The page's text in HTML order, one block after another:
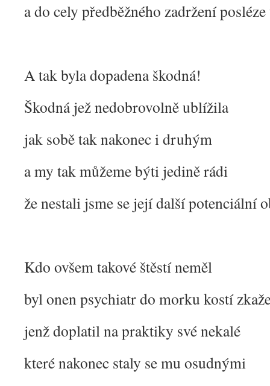
a do cely předběžného zadržení
A tak byla dopadena škodná!
Škodná jež nedobrovolně ublížila
jak sobě tak nakonec i druhým
a my tak můžeme býti jedině rádi
že nestali jsme se její další potenciální
Kdo ovšem takové štěstí neměl
byl onen psychiatr do morku kostí
jenž doplatil na praktiky své nekalé
které nakonec staly se mu osudnými